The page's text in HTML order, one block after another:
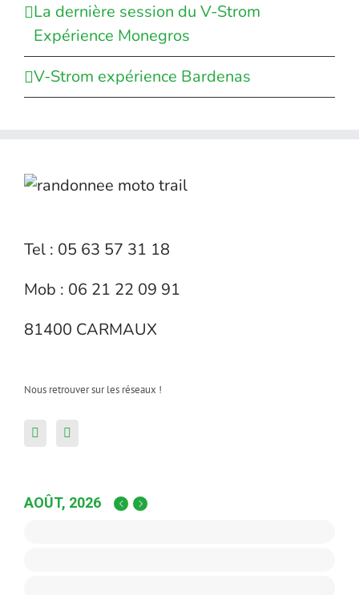
La dernière session du V-Strom
Expérience Monegros
V-Strom expérience Bardenas
Tel : 05 63 57 31 18
Mob : 06 21 22 09 91
81400 CARMAUX
Nous retrouver sur les réseaux !
AOÛT, 2026